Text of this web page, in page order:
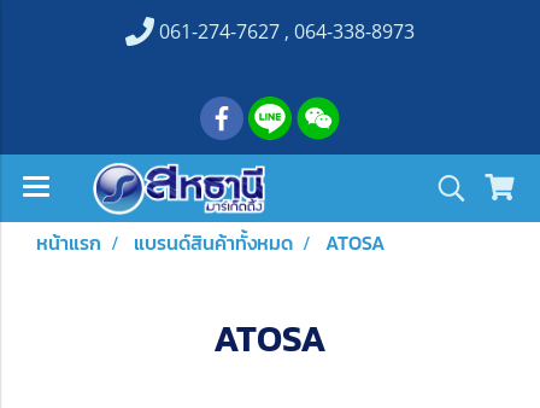
061-274-7627 , 064-338-8973
หน้าแรก แบรนด์สินค้าทั้งหมด ATOSA
ATOSA